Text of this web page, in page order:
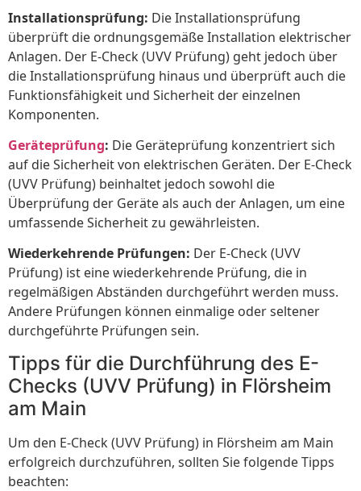
Installationsprüfung: Die Installationsprüfung
überprüft die ordnungsgemäße Installation elektrischer
Anlagen. Der E-Check (UVV Prüfung) geht jedoch über
die Installationsprüfung hinaus und überprüft auch die
Funktionsfähigkeit und Sicherheit der einzelnen
Komponenten.
Geräteprüfung: Die Geräteprüfung konzentriert sich
auf die Sicherheit von elektrischen Geräten. Der E-Check
(UVV Prüfung) beinhaltet jedoch sowohl die
Überprüfung der Geräte als auch der Anlagen, um eine
umfassende Sicherheit zu gewährleisten.
Wiederkehrende Prüfungen: Der E-Check (UVV
Prüfung) ist eine wiederkehrende Prüfung, die in
regelmäßigen Abständen durchgeführt werden muss.
Andere Prüfungen können einmalige oder seltener
durchgeführte Prüfungen sein.
Tipps für die Durchführung des E-
Checks (UVV Prüfung) in Flörsheim
am Main
Um den E-Check (UVV Prüfung) in Flörsheim am Main
erfolgreich durchzuführen, sollten Sie folgende Tipps
beachten: